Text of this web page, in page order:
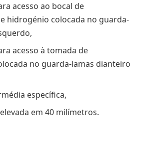
acesso ao bocal de
hidrogénio colocada no guarda-
acesso à tomada de
no guarda-lamas dianteiro
específica,
em 40 milímetros.